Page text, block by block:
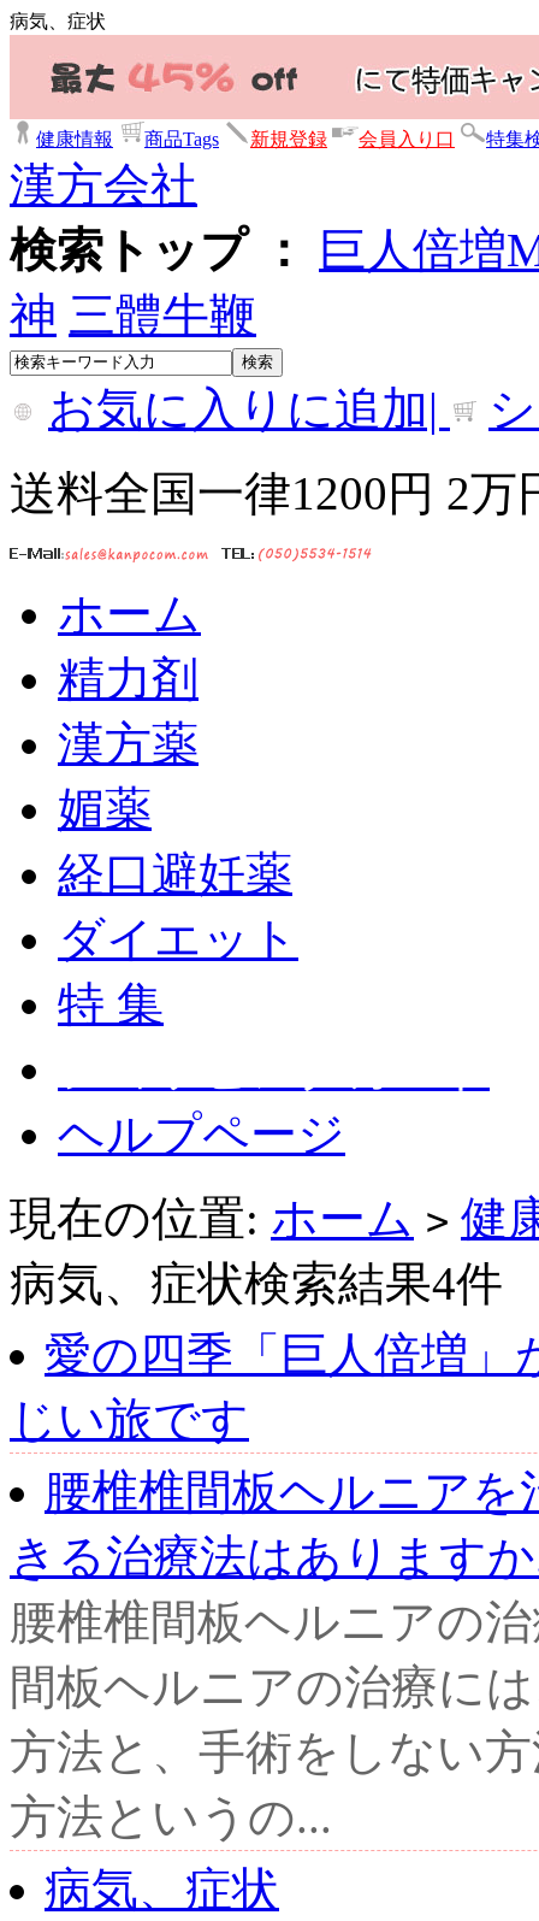
病気、症状
健康情報 商品Tags 新規登録 会員入り口 特集
漢方会社
検索トップ ：
巨人倍増
神 三體牛鞭
お気に入りに追加|
送料全国一律1200円 2
ホーム
精力剤
漢方薬
媚薬
経口避妊薬
ダイエット
特 集
ヘルプページ
現在の位置: ホーム > 健
病気、症状検索結果4件
愛の四季「巨人倍増」
じい旅です
腰椎椎間板ヘルニア
きる治療法はあります
腰椎椎間板ヘルニアの
間板ヘルニアの治療に
方法と、手術をしない
方法というの...
病気、症状